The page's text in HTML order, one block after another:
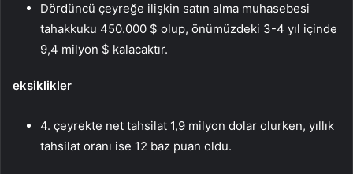
Dördüncü çeyreğe ilişkin satın alma muhasebesi
tahakkuku 450.000 $ olup, önümüzdeki 3-4 yıl içinde
9,4 milyon $ kalacaktır.
eksiklikler
4. çeyrekte net tahsilat 1,9 milyon dolar olurken, yıllık
tahsilat oranı ise 12 baz puan oldu.